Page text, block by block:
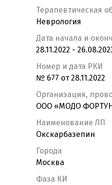
Терапевтическая
Неврология
Дата начала и
28.11.2022 -
Номер и дата РКИ
№ 677 от 28.11.2022
Организация,
ООО «МОДО
Наименование ЛП
Окскарбазепин
Города
Москва
Фаза КИ